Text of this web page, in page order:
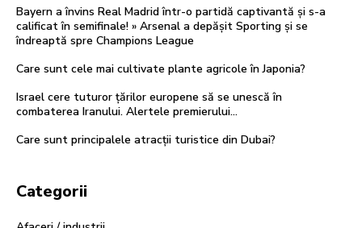
Bayern a învins Real Madrid într-o partidă captivantă și s-a
calificat în semifinale! » Arsenal a depășit Sporting și se
îndreaptă spre Champions League
Care sunt cele mai cultivate plante agricole în Japonia?
Israel cere tuturor țărilor europene să se unescă în
combaterea Iranului. Alertele premierului…
Care sunt principalele atracții turistice din Dubai?
Categorii